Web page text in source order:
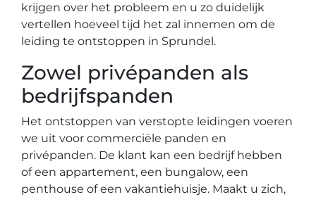
krijgen over het probleem en u zo duidelijk
vertellen hoeveel tijd het zal innemen om de
leiding te ontstoppen in Sprundel.
Zowel privépanden als
bedrijfspanden
Het ontstoppen van verstopte leidingen voeren
we uit voor commerciële panden en
privépanden. De klant kan een bedrijf hebben
of een appartement, een bungalow, een
penthouse of een vakantiehuisje. Maakt u zich,